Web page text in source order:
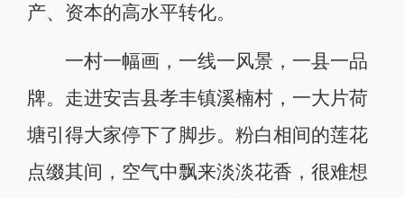
产、资本的高水平转化。
一村一幅画，一线一风景，一县一品
牌。走进安吉县孝丰镇溪楠村，一大片荷
塘引得大家停下了脚步。粉白相间的莲花
点缀其间，空气中飘来淡淡花香，很难想